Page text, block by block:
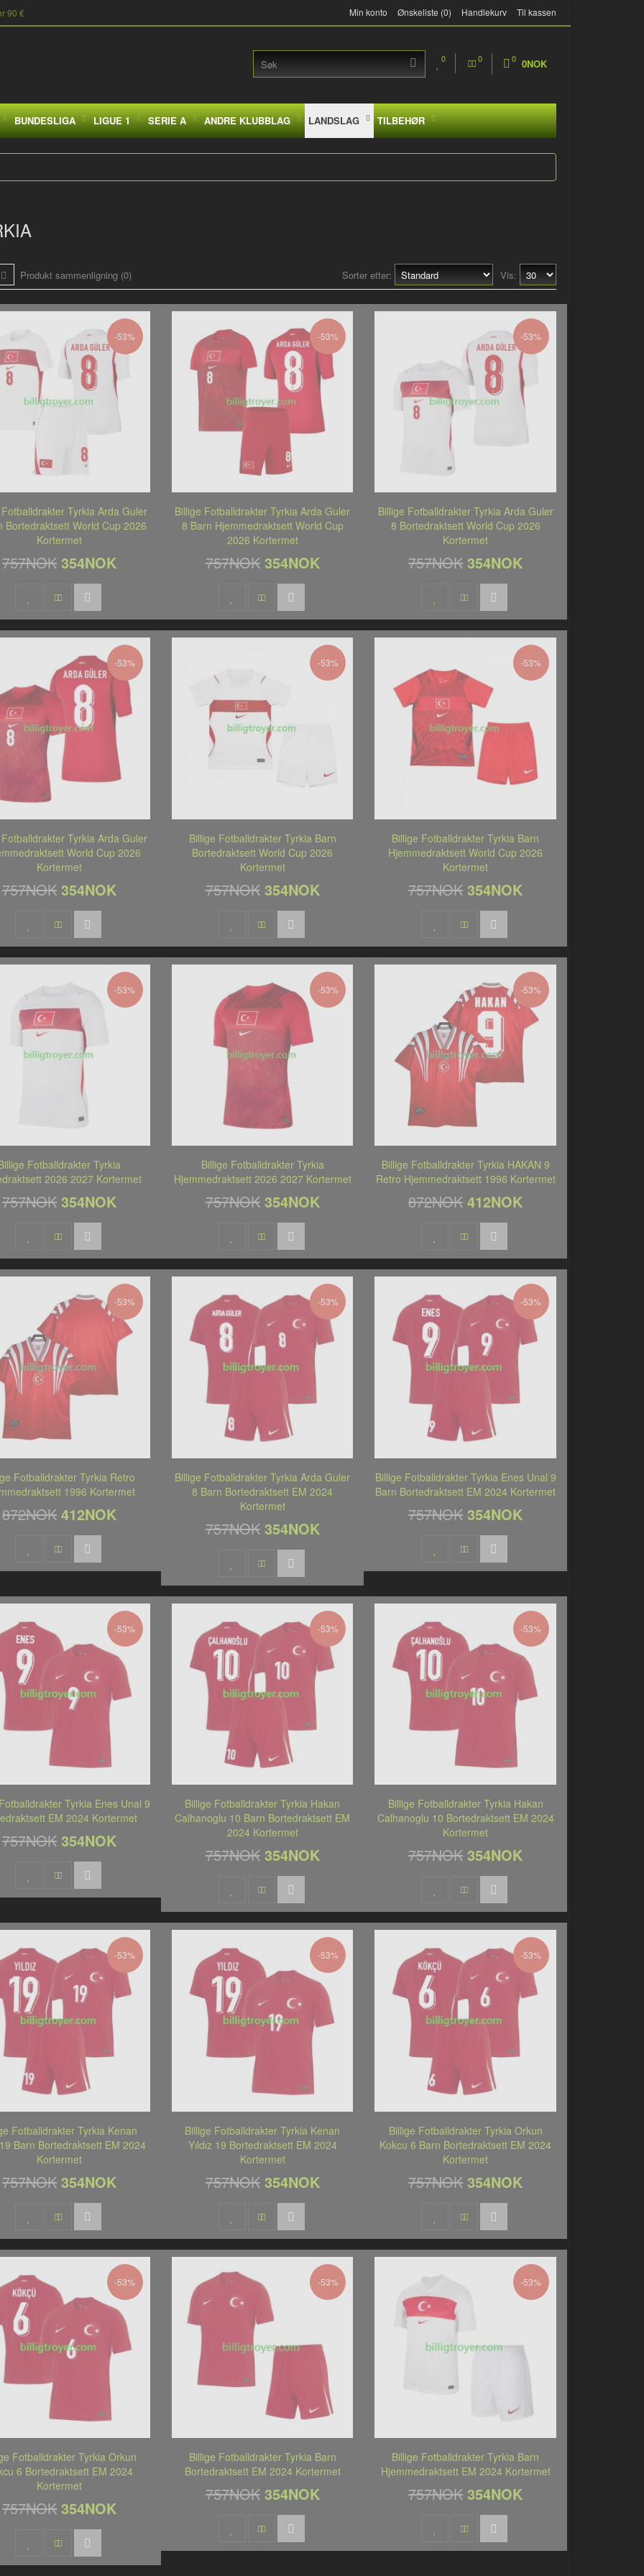
90 € Min konto Ønskeliste (0) Handlekurv Til kassen
0 0 0 0NOK
BUNDESLIGA LIGUE 1 SERIE A ANDRE KLUBBLAG LANDSLAG TILBEHØR
Vis:
Sorter etter:
Produkt sammenligning (0)
-53%
Tyrkia Arda Guler
Bortedraktsett World Cup 2026
Kortermet
757NOK 354NOK
-53%
Billige Fotballdrakter Tyrkia Arda Guler
8 Barn Hjemmedraktsett World Cup
2026 Kortermet
757NOK 354NOK
-53%
Billige Fotballdrakter Tyrkia Arda Guler
8 Bortedraktsett World Cup 2026
Kortermet
757NOK 354NOK
-53%
Tyrkia Arda Guler
World Cup 2026
Kortermet
757NOK 354NOK
-53%
Billige Fotballdrakter Tyrkia Barn
Bortedraktsett World Cup 2026
Kortermet
757NOK 354NOK
-53%
Billige Fotballdrakter Tyrkia Barn
Hjemmedraktsett World Cup 2026
Kortermet
757NOK 354NOK
-53%
Fotballdrakter Tyrkia
2026 2027 Kortermet
757NOK 354NOK
-53%
Billige Fotballdrakter Tyrkia
Hjemmedraktsett 2026 2027 Kortermet
757NOK 354NOK
-53%
Billige Fotballdrakter Tyrkia HAKAN 9
Retro Hjemmedraktsett 1996 Kortermet
872NOK 412NOK
-53%
Fotballdrakter Tyrkia Retro
1996 Kortermet
872NOK 412NOK
-53%
Billige Fotballdrakter Tyrkia Arda Guler
8 Barn Bortedraktsett EM 2024
Kortermet
757NOK 354NOK
-53%
Billige Fotballdrakter Tyrkia Enes Unal 9
Barn Bortedraktsett EM 2024 Kortermet
757NOK 354NOK
-53%
Tyrkia Enes Unal 9
EM 2024 Kortermet
757NOK 354NOK
-53%
Billige Fotballdrakter Tyrkia Hakan
Calhanoglu 10 Barn Bortedraktsett EM
2024 Kortermet
757NOK 354NOK
-53%
Billige Fotballdrakter Tyrkia Hakan
Calhanoglu 10 Bortedraktsett EM 2024
Kortermet
757NOK 354NOK
-53%
Fotballdrakter Tyrkia Kenan
19 Barn Bortedraktsett EM 2024
Kortermet
757NOK 354NOK
-53%
Billige Fotballdrakter Tyrkia Kenan
Yıldız 19 Bortedraktsett EM 2024
Kortermet
757NOK 354NOK
-53%
Billige Fotballdrakter Tyrkia Orkun
Kokcu 6 Barn Bortedraktsett EM 2024
Kortermet
757NOK 354NOK
-53%
Fotballdrakter Tyrkia Orkun
6 Bortedraktsett EM 2024
Kortermet
757NOK 354NOK
-53%
Billige Fotballdrakter Tyrkia Barn
Bortedraktsett EM 2024 Kortermet
757NOK 354NOK
-53%
Billige Fotballdrakter Tyrkia Barn
Hjemmedraktsett EM 2024 Kortermet
757NOK 354NOK